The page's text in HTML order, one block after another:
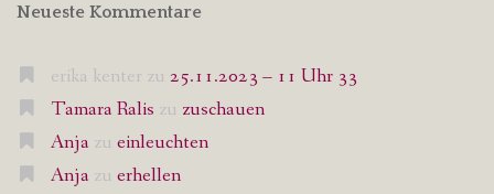
Neueste Kommentare
erika kenter zu 25.11.2023 – 11 Uhr 33
Tamara Ralis zu zuschauen
Anja zu einleuchten
Anja zu erhellen